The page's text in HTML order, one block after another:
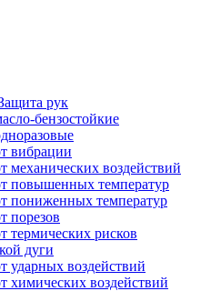
рук
бензостойкие
вибрации
механических воздействий
повышенных температур
пониженных температур
порезов
термических рисков
дуги
ударных воздействий
химических воздействий